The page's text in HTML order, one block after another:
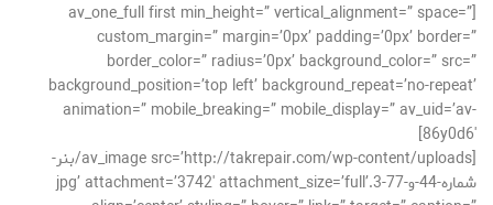
[av_one_full first min_height=” vertical_alignment=” space=”
custom_margin=” margin=’0px’ padding=’0px’ border=”
border_color=” radius=’0px’ background_color=” src=”
background_position=’top left’ background_repeat=’no-repeat’
animation=” mobile_breaking=” mobile_display=” av_uid=’av-
86y0d6′]
[av_image src=’http://takrepair.com/wp-content/uploads/بنر-
شماره-44-و-77-3.jpg’ attachment=’3742′ attachment_size=’full’